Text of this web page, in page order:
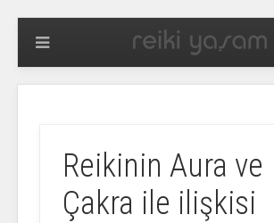
Reikinin Aura ve
Çakra ile ilişkisi